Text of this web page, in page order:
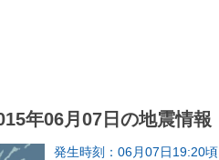
年06月07日の地震情報
発生時刻：06月07日19:20頃